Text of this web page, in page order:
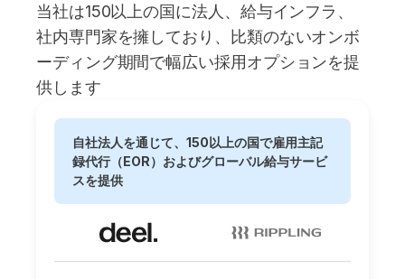
当社は150以上の国に法人、給与インフラ、
社内専門家を擁しており、比類のないオンボ
ーディング期間で幅広い採用オプションを提
供します
自社法人を通じて、150以上の国で雇用主記
録代行（EOR）およびグローバル給与サービ
スを提供